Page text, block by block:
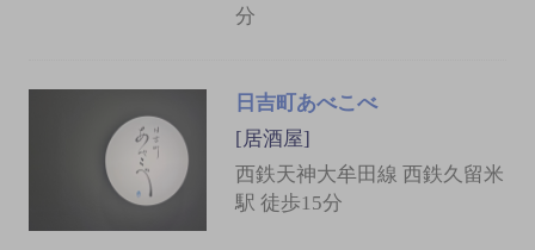
分
日吉町あべこべ
[居酒屋]
西鉄天神大牟田線 西鉄久留米
駅 徒歩15分